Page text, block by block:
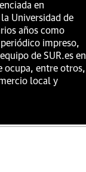
en
Universidad de
años como
impreso,
de SUR.es en
ocupa, entre otros,
local y